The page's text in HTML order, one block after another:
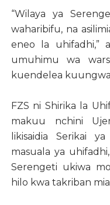
“Wilaya ya
waharibifu, na
eneo la uhifadhi,”
umuhimu wa
kuendelea
FZS ni Shirika la
makuu nchini
likisaidia Serikai
masuala ya
Serengeti ukiwa
hilo kwa takriban